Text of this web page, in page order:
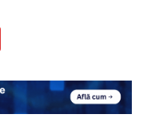
ail